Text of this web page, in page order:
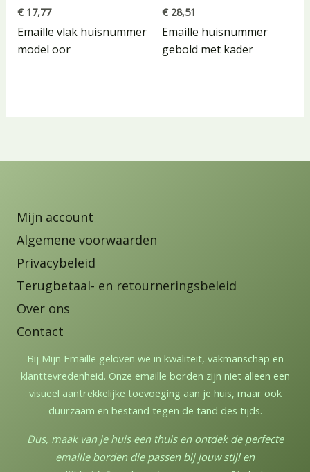
€17,77
Emaille vlak huisnummer
model oor
€ 28,51
Emaille huisnummer
gebold met kader
Mijn account
Algemene voorwaarden
Privacybeleid
Terugbetaal- en retourneringsbeleid
Over ons
Contact
Bij Mijn Emaille geloven we in kwaliteit, vakmanschap en
klanttevredenheid. Onze emaille borden zijn niet alleen een
visueel aantrekkelijke toevoeging aan je huis, maar ook
duurzaam en bestand tegen de tand des tijds.
Dus, maak van je huis een thuis en ontdek de perfecte
emaille borden die passen bij jouw stijl en